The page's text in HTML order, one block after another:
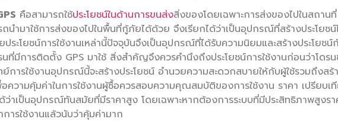
คือสามารถใช้ประโยชน์ในด้านการขนส่งสิ่งของโดยเฉพาะการส่งของไปในสถานที่
ำมาใช้การส่งของไปในพื้นที่กู้ภัยได้ด้วย จึงเรียกได้ว่าเป็นอุปกรณ์ที่สร้างประโยชน์
ะโยชน์การใช้งานเหล่านี้ปัจจุบันจึงเป็นอุปกรณ์ที่ได้รับความนิยมและสร้างประโยชน์
ที่มีการติดตั้ง GPS มาใช้ สิ่งสำคัญจึงควรคำนึงถึงประโยชน์การใช้งานก่อนว่าโดร
การใช้งานอุปกรณ์นี้จะสร้างประโยชน์ อำนวยความสะดวกสบายให้กับผู้ใช้รวมถึงสร้
ความคุ้มค่าในการใช้งานผู้ซื้อควรสอบความคุณสมบัติของการใช้งาน ราคา เปรียบเ
ว่าเป็นอุปกรณ์ทันสมัยที่มีราคาสูง โดยเฉพาะหากต้องการระบบที่มีประสิทธิภาพสูงรา
ารใช้งานแล้วนับว่าคุ้มค่ามาก